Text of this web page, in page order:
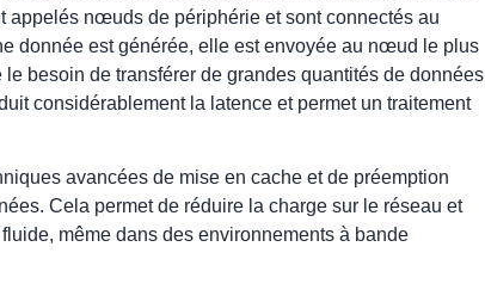
appelés nœuds de périphérie et sont connectés au
donnée est générée, elle est envoyée au nœud le plus
besoin de transférer de grandes quantités de données
considérablement la latence et permet un traitement
avancées de mise en cache et de préemption
Cela permet de réduire la charge sur le réseau et
même dans des environnements à bande